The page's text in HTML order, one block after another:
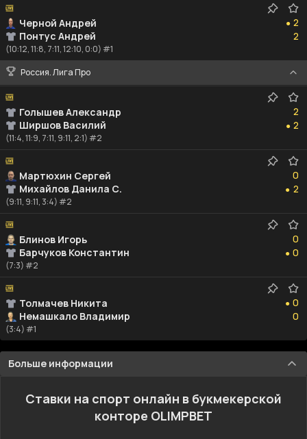
Черной Андрей
Понтус Андрей
●
2
2
2
2
(10:12, 11:8, 7:11, 12:10, 0:0) #1
Россия. Лига Про
Голышев Александр
Ширшов Василий
2
2
●
2
2
(11:4, 11:9, 7:11, 9:11, 2:1) #2
Мартюхин Сергей
Михайлов Данила С.
0
0
●
2
2
(9:11, 9:11, 3:4) #2
Блинов Игорь
Барчуков Константин
0
0
●
0
0
(7:3) #2
Толмачев Никита
Немашкало Владимир
●
0
0
0
0
(3:4) #1
Больше информации
Ставки на спорт онлайн в букмекерской
конторе OLIMPBET